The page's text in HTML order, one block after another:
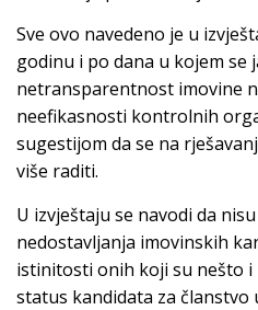
Sve ovo navedeno je u
godinu i po dana u kojem se
netransparentnost imovine
neefikasnosti kontrolnih
sugestijom da se na
više raditi.
U izvještaju se navodi da
nedostavljanja imovinskih
istinitosti onih koji su nešto i
status kandidata za članstvo